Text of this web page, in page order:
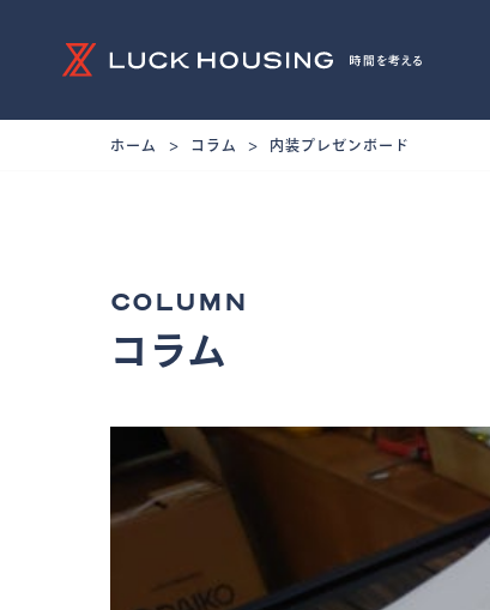
ホーム コラム 内装プレゼンボード
COLUMN
コラム